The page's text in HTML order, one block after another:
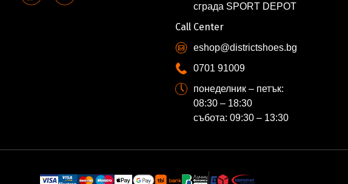
сграда SPORT DEPOT
Call Center
eshop@districtshoes.bg
0701 91009
понеделник – петък:
08:30 – 18:30
събота: 09:30 – 13:30